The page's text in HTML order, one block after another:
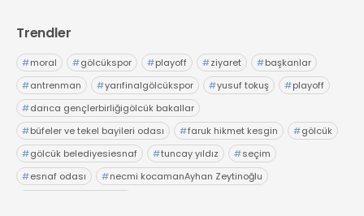
Trendler
#moral #gölcükspor #playoff #ziyaret #başkanlar
#antrenman #yarıfinalgölcükspor #yusuf tokuş #playoff
#darıca gençlerbirliğigölcük bakallar
#büfeler ve tekel bayileri odası #faruk hikmet kesgin #gölcük
#gölcük belediyesiesnaf #tuncay yıldız #seçim
#esnaf odası #necmi kocamanAyhan Zeytinoğlu